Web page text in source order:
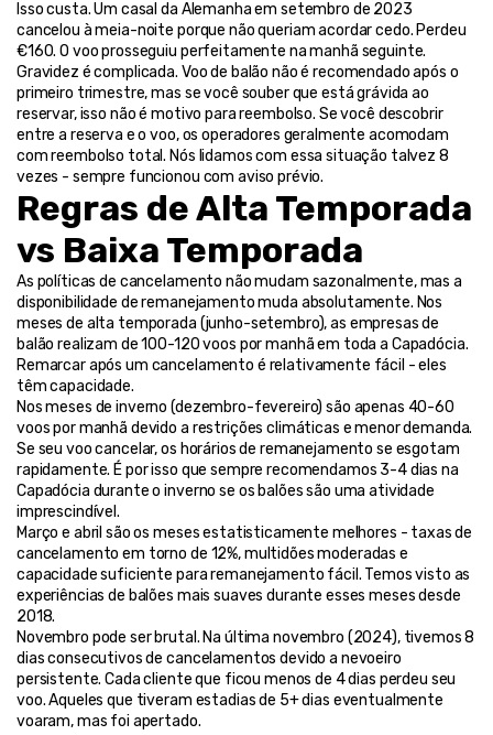
Isso custa. Um casal da Alemanha em setembro de 2023
cancelou à meia-noite porque não queriam acordar cedo. Perdeu
€160. O voo prosseguiu perfeitamente na manhã seguinte.
Gravidez é complicada. Voo de balão não é recomendado após o
primeiro trimestre, mas se você souber que está grávida ao
reservar, isso não é motivo para reembolso. Se você descobrir
entre a reserva e o voo, os operadores geralmente acomodam
com reembolso total. Nós lidamos com essa situação talvez 8
vezes - sempre funcionou com aviso prévio.
Regras de Alta Temporada
vs Baixa Temporada
As políticas de cancelamento não mudam sazonalmente, mas a
disponibilidade de remanejamento muda absolutamente. Nos
meses de alta temporada (junho-setembro), as empresas de
balão realizam de 100-120 voos por manhã em toda a Capadócia.
Remarcar após um cancelamento é relativamente fácil - eles
têm capacidade.
Nos meses de inverno (dezembro-fevereiro) são apenas 40-60
voos por manhã devido a restrições climáticas e menor demanda.
Se seu voo cancelar, os horários de remanejamento se esgotam
rapidamente. É por isso que sempre recomendamos 3-4 dias na
Capadócia durante o inverno se os balões são uma atividade
imprescindível.
Março e abril são os meses estatisticamente melhores - taxas de
cancelamento em torno de 12%, multidões moderadas e
capacidade suficiente para remanejamento fácil. Temos visto as
experiências de balões mais suaves durante esses meses desde
2018.
Novembro pode ser brutal. Na última novembro (2024), tivemos 8
dias consecutivos de cancelamentos devido a nevoeiro
persistente. Cada cliente que ficou menos de 4 dias perdeu seu
voo. Aqueles que tiveram estadias de 5+ dias eventualmente
voaram, mas foi apertado.